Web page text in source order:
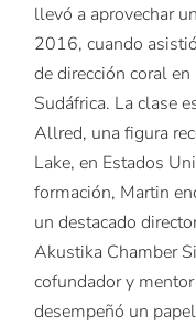
llevó a aprovechar
2016, cuando
de dirección coral
Sudáfrica. La clase
Allred, una figura
Lake, en Estados
formación, Martin
un destacado
Akustika Chamber
cofundador y
desempeñó un